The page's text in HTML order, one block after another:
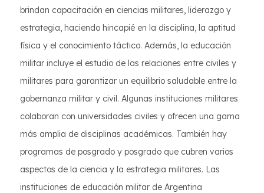
brindan capacitación en ciencias militares, liderazgo y
estrategia, haciendo hincapié en la disciplina, la aptitud
física y el conocimiento táctico. Además, la educación
militar incluye el estudio de las relaciones entre civiles y
militares para garantizar un equilibrio saludable entre la
gobernanza militar y civil. Algunas instituciones militares
colaboran con universidades civiles y ofrecen una gama
más amplia de disciplinas académicas. También hay
programas de posgrado y posgrado que cubren varios
aspectos de la ciencia y la estrategia militares. Las
instituciones de educación militar de Argentina